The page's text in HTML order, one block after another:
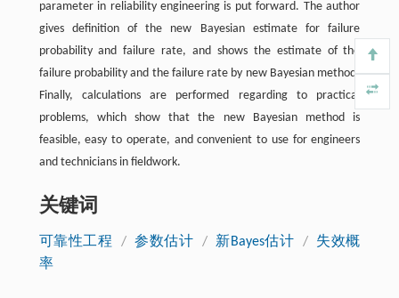
parameter in reliability engineering is put forward. The author
gives definition of the new Bayesian estimate for failure
probability and failure rate, and shows the estimate of the
failure probability and the failure rate by new Bayesian method.
Finally, calculations are performed regarding to practical
problems, which show that the new Bayesian method is
feasible, easy to operate, and convenient to use for engineers
and technicians in fieldwork.
关键词
可靠性工程 / 参数估计 / 新Bayes估计 /
失效概
率